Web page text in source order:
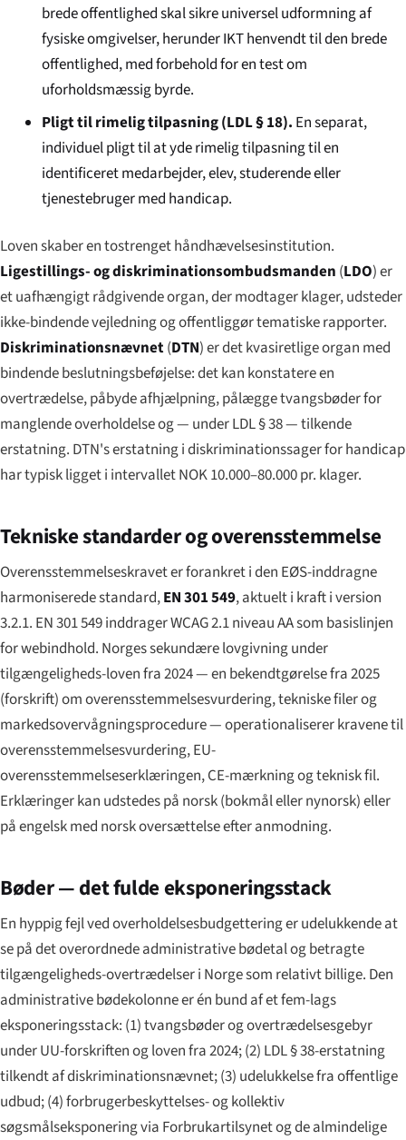
brede offentlighed skal sikre universel udformning af
fysiske omgivelser, herunder IKT henvendt til den brede
offentlighed, med forbehold for en test om
uforholdsmæssig byrde.
Pligt til rimelig tilpasning (LDL § 18). En separat,
individuel pligt til at yde rimelig tilpasning til en
identificeret medarbejder, elev, studerende eller
tjenestebruger med handicap.
Loven skaber en tostrenget håndhævelsesinstitution.
Ligestillings- og diskriminationsombudsmanden (LDO) er
et uafhængigt rådgivende organ, der modtager klager, udsteder
ikke-bindende vejledning og offentliggør tematiske rapporter.
Diskriminationsnævnet(DTN) er det kvasiretlige organ med
bindende beslutningsbeføjelse: det kan konstatere en
overtrædelse, påbyde afhjælpning, pålægge tvangsbøder for
manglende overholdelse og — under LDL § 38 — tilkende
erstatning. DTN's erstatning i diskriminationssager for handicap
har typisk ligget i intervallet NOK 10.000–80.000 pr. klager.
Tekniske standarder og overensstemmelse
Overensstemmelseskravet er forankret i den EØS-inddragne
harmoniserede standard,EN 301 549, aktuelt i kraft i version
3.2.1. EN 301 549 inddrager WCAG 2.1 niveau AA som basislinjen
for webindhold. Norges sekundære lovgivning under
tilgængeligheds-loven fra 2024 — en bekendtgørelse fra 2025
(forskrift) om overensstemmelsesvurdering, tekniske filer og
markedsovervågningsprocedure — operationaliserer kravene til
overensstemmelsesvurdering, EU-
overensstemmelseserklæringen, CE-mærkning og teknisk fil.
Erklæringer kan udstedes på norsk (bokmål eller nynorsk) eller
på engelsk med norsk oversættelse efter anmodning.
Bøder — det fulde eksponeringsstack
En hyppig fejl ved overholdelsesbudgettering er udelukkende at
se på det overordnede administrative bødetal og betragte
tilgængeligheds-overtrædelser i Norge som relativt billige. Den
administrative bødekolonne er én bund af et fem-lags
eksponeringsstack: (1) tvangsbøder og overtrædelsesgebyr
under UU-forskriften og loven fra 2024; (2) LDL § 38-erstatning
tilkendt af diskriminationsnævnet; (3) udelukkelse fra offentlige
udbud; (4) forbrugerbeskyttelses- og kollektiv
søgsmålseksponering via Forbrukartilsynet og de almindelige